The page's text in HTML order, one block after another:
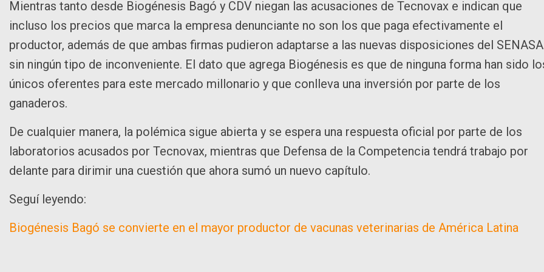
Mientras tanto desde Biogénesis Bagó y CDV niegan las acusaciones de Tecnovax e indican que
incluso los precios que marca la empresa denunciante no son los que paga efectivamente el
productor, además de que ambas firmas pudieron adaptarse a las nuevas disposiciones del SENASA
sin ningún tipo de inconveniente. El dato que agrega Biogénesis es que de ninguna forma han sido
únicos oferentes para este mercado millonario y que conlleva una inversión por parte de los
ganaderos.
De cualquier manera, la polémica sigue abierta y se espera una respuesta oficial por parte de los
laboratorios acusados por Tecnovax, mientras que Defensa de la Competencia tendrá trabajo por
delante para dirimir una cuestión que ahora sumó un nuevo capítulo.
Seguí leyendo:
Biogénesis Bagó se convierte en el mayor productor de vacunas veterinarias de América Latina